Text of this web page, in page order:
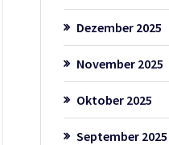
Dezember 2025
November 2025
Oktober 2025
September 2025